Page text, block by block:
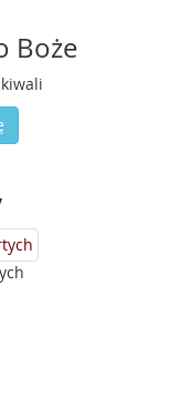
Boże